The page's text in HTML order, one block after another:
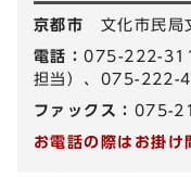
京都市 文化市民局
電話：075-222-
担当）、075-222-
ファックス： 075-
お電話の際はお掛け